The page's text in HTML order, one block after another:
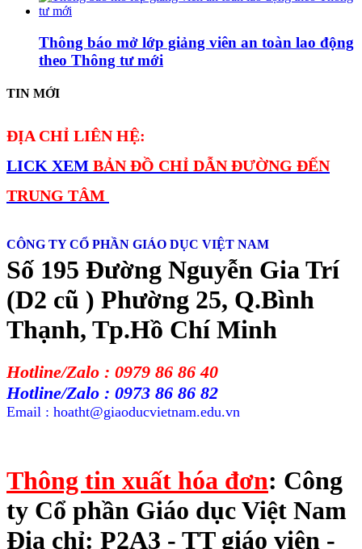
Thông báo mở lớp giảng viên an toàn lao động
theo Thông tư mới
TIN MỚI
ĐỊA CHỈ LIÊN HỆ:
LICK XEM BẢN ĐỒ CHỈ DẪN ĐƯỜNG ĐẾN
TRUNG TÂM
CÔNG TY CỔ PHẦN GIÁO DỤC VIỆT NAM
Số 195 Đường Nguyễn Gia Trí
(D2 cũ ) Phường 25, Q.Bình
Thạnh, Tp.Hồ Chí Minh
Hotline/Zalo : 0979 86 86 40
Hotline/Zalo : 0973 86 86 82
Email : hoatht@giaoducvietnam.edu.vn
Thông tin xuất hóa đơn: Công
ty Cổ phần Giáo dục Việt Nam
Địa chỉ: P2A3 - TT giáo viên -